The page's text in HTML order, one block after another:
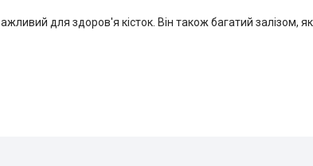
для здоров'я кісток. Він також багатий залізом,